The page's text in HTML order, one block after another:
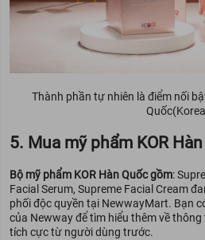
Thành phần tự nhiên là điểm nối
5. Mua mỹ phẩm KOR
Bộ mỹ phẩm KOR Hàn Quốc gồm:
Facial Serum, Supreme Facial Cream
phối độc quyền tại NewwayMart. Bạn
của Newway để tìm hiểu thêm về
tích cực từ người dùng trước.